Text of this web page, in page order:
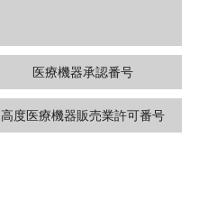
医療機器承認番号
高度医療機器販売業許可番号